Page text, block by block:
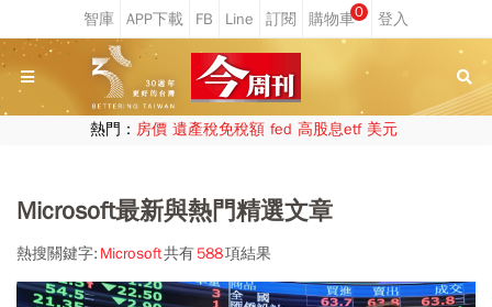
0
熱門： 房價 遺產稅免稅額 fed 高股息etf 美元
Microsoft最新與熱門精選文章
熱搜關鍵字: Microsoft共有588項結果